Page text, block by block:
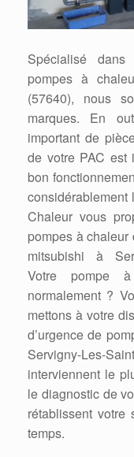
Spécialisé
pompes à
(57640), nous
marques. En
important de
de votre PAC est
bon
considérablement
Chaleur vous
pompes à
mitsubishi à
Votre pompe
normalement ?
mettons à votre
d’urgence de
Servigny-Les-
interviennent le
le diagnostic de
rétablissent
temps.